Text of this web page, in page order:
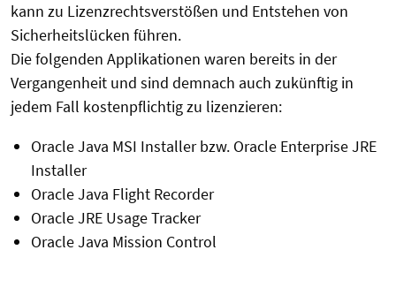
kann zu Lizenzrechtsverstößen und Entstehen von
Sicherheitslücken führen.
Die folgenden Applikationen waren bereits in der
Vergangenheit und sind demnach auch zukünftig in
jedem Fall kostenpflichtig zu lizenzieren:
Oracle Java MSI Installer bzw. Oracle Enterprise JRE
Installer
Oracle Java Flight Recorder
Oracle JRE Usage Tracker
Oracle Java Mission Control